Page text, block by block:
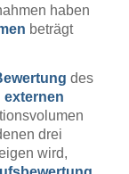
haben
beträgt
des
externen
drei
wird,